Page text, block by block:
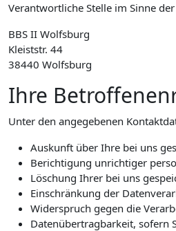
Verantwortliche Stelle im Sinne
BBS II Wolfsburg
Kleiststr. 44
38440 Wolfsburg
Ihre
Unter den angegebenen
Auskunft über Ihre bei uns
Berichtigung unrichtiger
Löschung Ihrer bei uns
Einschränkung der
Widerspruch gegen die
Datenübertragbarkeit, sofern